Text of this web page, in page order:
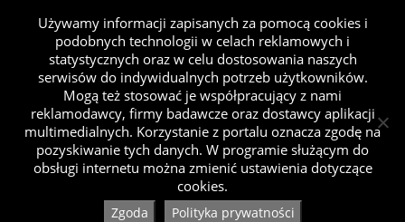
Używamy informacji zapisanych za pomocą cookies i
podobnych technologii w celach reklamowych i
statystycznych oraz w celu dostosowania naszych
serwisów do indywidualnych potrzeb użytkowników.
Mogą też stosować je współpracujący z nami
reklamodawcy, firmy badawcze oraz dostawcy aplikacji
multimedialnych. Korzystanie z portalu oznacza zgodę na
pozyskiwanie tych danych. W programie służącym do
obsługi internetu można zmienić ustawienia dotyczące
cookies.
Zgoda Polityka prywatności